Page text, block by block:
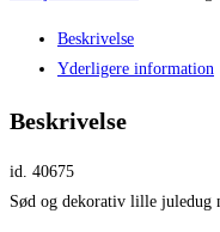
Beskrivelse
Yderligere information
Beskrivelse
id. 40675
Sød og dekorativ lille juledug